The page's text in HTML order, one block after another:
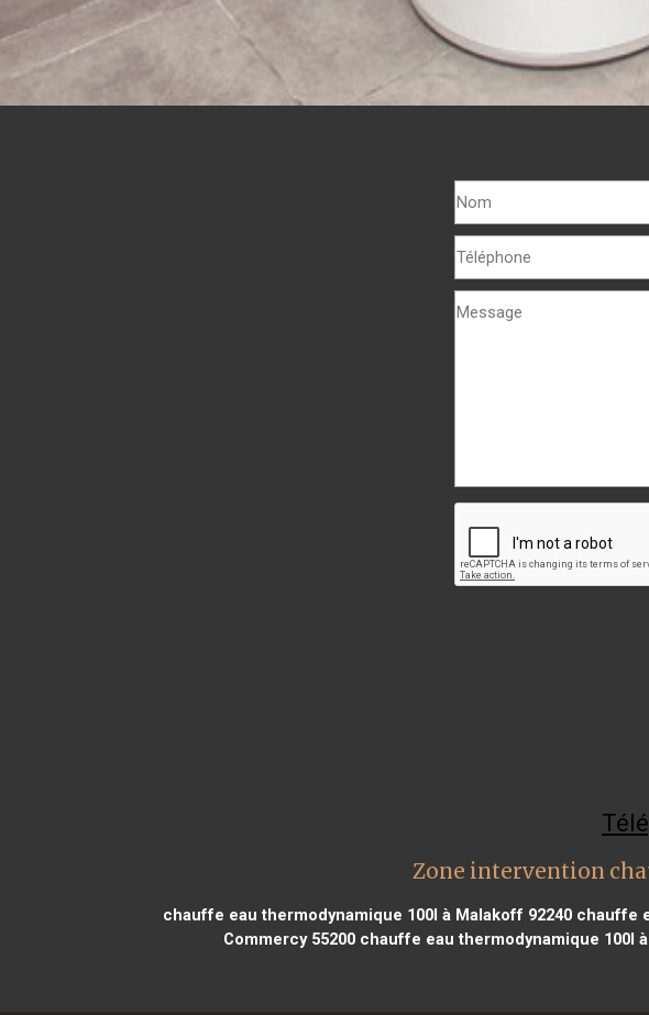
Zone intervention
chauffe eau thermodynamique 100l à Malakoff 92240 chauffe
Commercy 55200chauffe eau thermodynamique 100l à